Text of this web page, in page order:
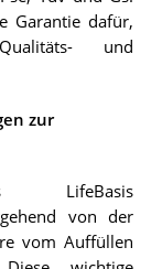
Garantie dafür,
und
zur
LifeBasis
von der
vom Auffüllen